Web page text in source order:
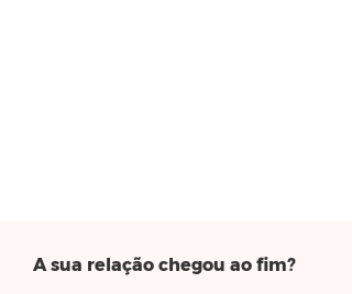
A sua relação chegou ao fim?